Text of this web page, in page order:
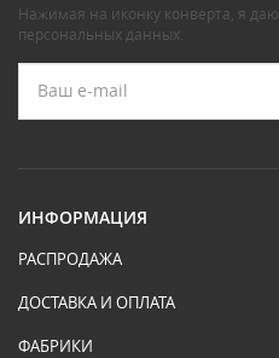
Нажимая на иконку конверта, я даю
персональных данных.
ИНФОРМАЦИЯ
РАСПРОДАЖА
ДОСТАВКА И ОПЛАТА
ФАБРИКИ